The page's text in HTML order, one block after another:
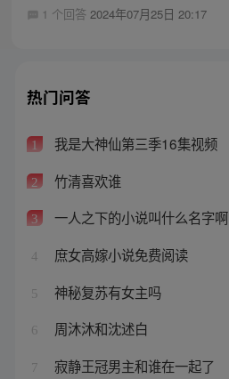
1 个回答 2024年07月25日 20:17
热门问答
1 我是大神仙第三季16集视频
2 竹清喜欢谁
3 一人之下的小说叫什么名字啊
4 庶女高嫁小说免费阅读
5 神秘复苏有女主吗
6 周沐沐和沈述白
7 寂静王冠男主和谁在一起了